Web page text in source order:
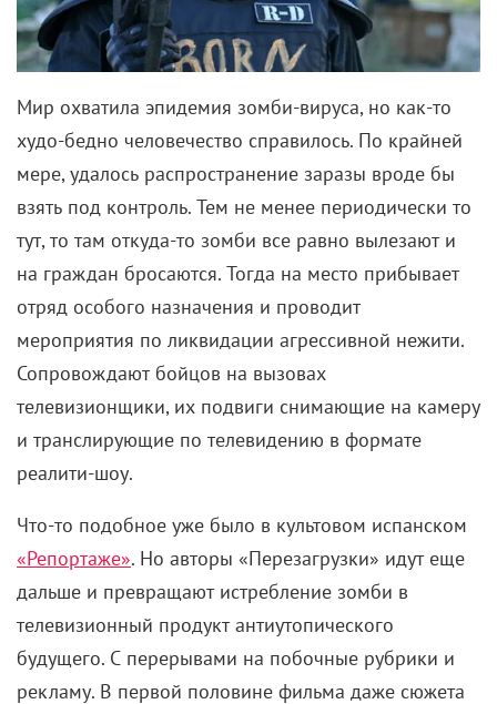
Мир охватила эпидемия зомби-вируса, но как-то
худо-бедно человечество справилось. По крайней
мере, удалось распространение заразы вроде бы
взять под контроль. Тем не менее периодически то
тут, то там откуда-то зомби все равно вылезают и
на граждан бросаются. Тогда на место прибывает
отряд особого назначения и проводит
мероприятия по ликвидации агрессивной нежити.
Сопровождают бойцов на вызовах
телевизионщики, их подвиги снимающие на камеру
и транслирующие по телевидению в формате
реалити-шоу.
Что-то подобное уже было в культовом испанском
«Репортаже». Но авторы «Перезагрузки» идут еще
дальше и превращают истребление зомби в
телевизионный продукт антиутопического
будущего. С перерывами на побочные рубрики и
рекламу. В первой половине фильма даже сюжета